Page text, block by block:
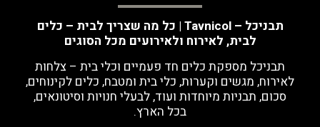
תבניכל – Tavnicol | כל מה שצריך לבית – כלים
לבית, לאירוח ולאירועים מכל הסוגים
תבניכל מספקת כלים חד פעמיים וכלי בית – צלחות
לאירוח, מגשים וקערות, כלי בית ומטבח, כלים לקינוחים,
סכום, תבניות מיוחדות ועוד, לבעלי חנויות וסיטונאים,
בכל הארץ.